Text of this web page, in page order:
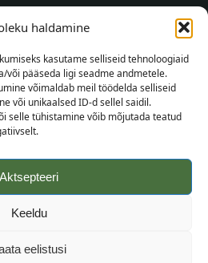
haldamine
kasutame selliseid tehnoloogiaid
või pääseda ligi seadme andmetele.
võimaldab meil töödelda selliseid
või unikaalsed ID-d sellel saidil.
selle tühistamine võib mõjutada teatud
Aktsepteeri
Keeldu
eelistusi